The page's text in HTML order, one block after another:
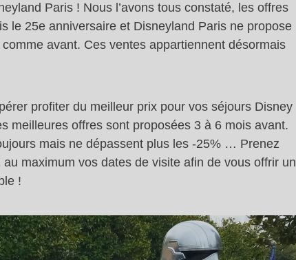
Paris ! Nous l’avons tous constaté, les offres
le 25e anniversaire et Disneyland Paris ne propose
avant. Ces ventes appartiennent désormais
profiter du meilleur prix pour vos séjours Disney
meilleures offres sont proposées 3 à 6 mois avant.
mais ne dépassent plus les -25% … Prenez
maximum vos dates de visite afin de vous offrir un
!